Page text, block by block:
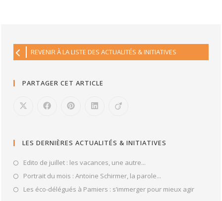
REVENIR À LA LISTE DES ACTUALITÉS & INITIATIVES
PARTAGER CET ARTICLE
LES DERNIÈRES ACTUALITÉS & INITIATIVES
Edito de juillet : les vacances, une autre...
Portrait du mois : Antoine Schirmer, la parole...
Les éco-délégués à Pamiers : s’immerger pour mieux agir